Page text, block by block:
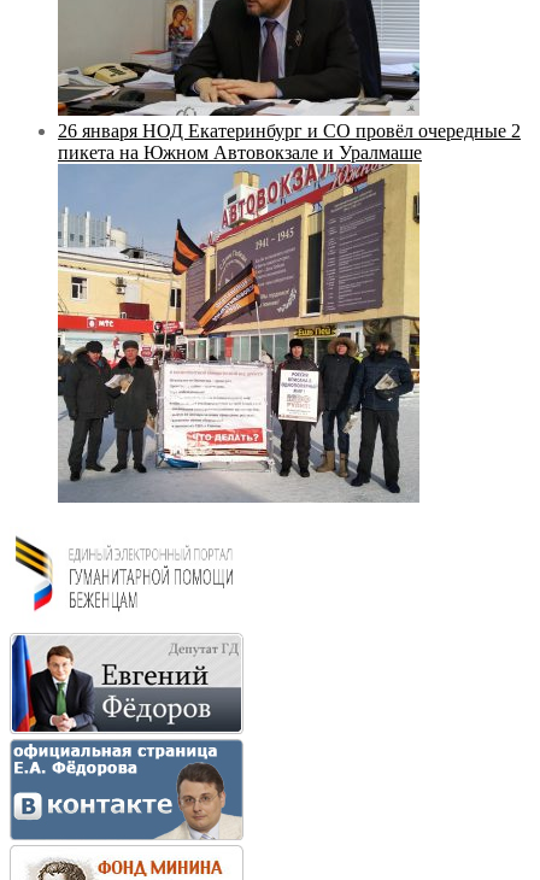
26 января НОД Екатеринбург и СО провёл очередные 2
пикета на Южном Автовокзале и Уралмаше